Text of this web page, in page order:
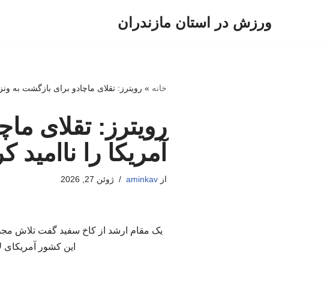
ورزش در استان مازندران
خانه » رویترز: تقلای ماچادو برای بازگشت به
رویترز: تقلای
آمریکا را
ازaminkav ژوئن 27, 2026
یک مقام ارشد از کاخ سفید گفت تلاش
این کشور آمریکای